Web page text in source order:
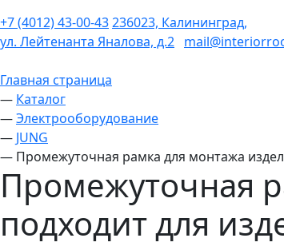
+7 (4012) 43-00-43236023, Калининград,
ул. Лейтенанта Яналова, д.2
Главная страница
— Каталог
—Электрооборудование
— JUNG
— Промежуточная рамка для монтажа
Промежуточная
подходит для